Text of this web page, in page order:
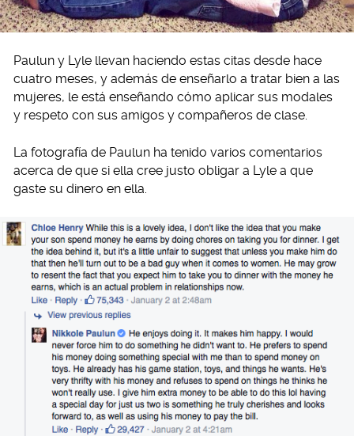
Paulun y Lyle llevan haciendo estas citas desde hace
cuatro meses, y además de enseñarlo a tratar bien a las
mujeres, le está enseñando cómo aplicar sus modales
y respeto con sus amigos y compañeros de clase.
La fotografía de Paulun ha tenido varios comentarios
acerca de que si ella cree justo obligar a Lyle a que
gaste su dinero en ella.